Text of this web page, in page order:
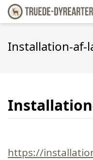
Installation-af-
https://